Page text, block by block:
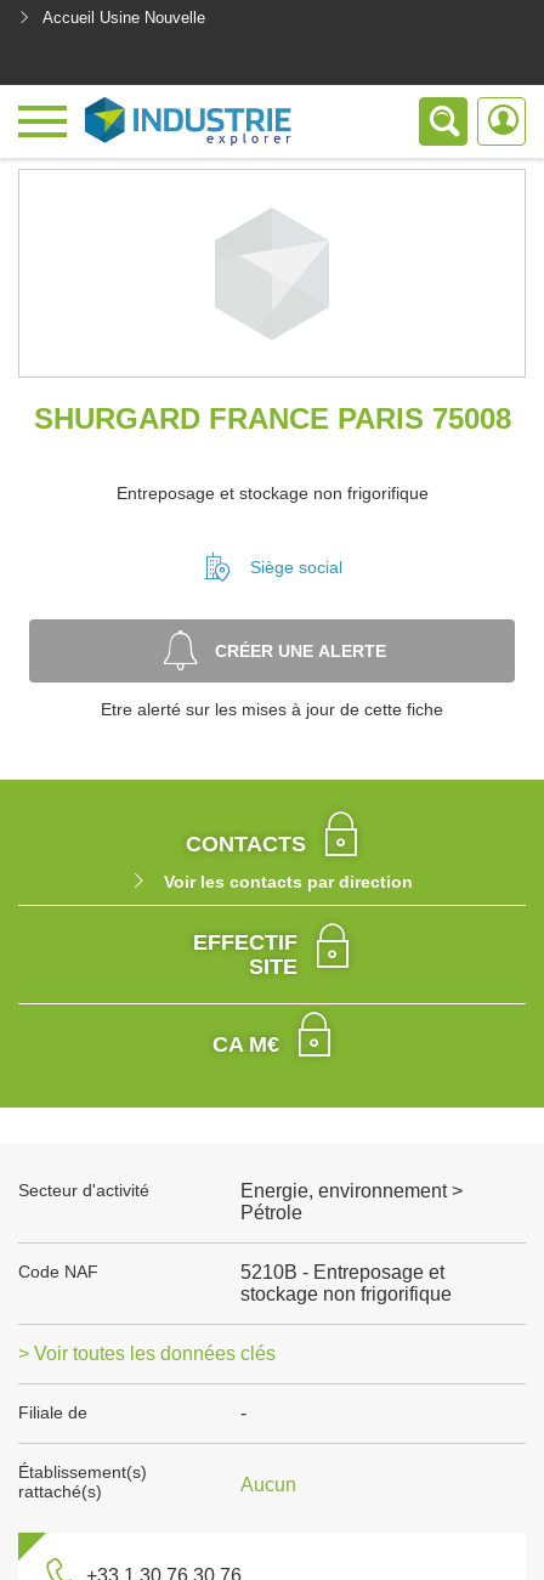
Accueil Usine Nouvelle
SHURGARD FRANCE PARIS 75008
Entreposage et stockage non frigorifique
Siège social
CRÉER UNE ALERTE
Etre alerté sur les mises à jour de cette fiche
CONTACTS
Voir les contacts par direction
EFFECTIF
SITE
CA M€
Secteur d'activité
Energie, environnement >
Pétrole
Code NAF
5210B - Entreposage et
stockage non frigorifique
> Voir toutes les données clés
Filiale de -
Établissement(s)
rattaché(s)
Aucun
+33 1 30 76 30 76